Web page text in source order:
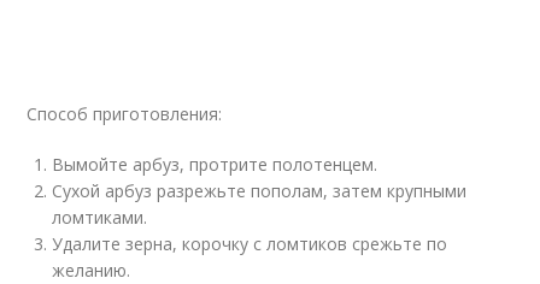
Способ приготовления:
Вымойте арбуз, протрите полотенцем.
Сухой арбуз разрежьте пополам, затем крупными
ломтиками.
Удалите зерна, корочку с ломтиков срежьте по
желанию.